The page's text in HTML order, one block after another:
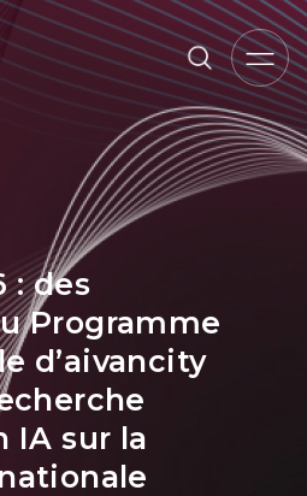
: des
Programme
d’aivancity
IA sur la